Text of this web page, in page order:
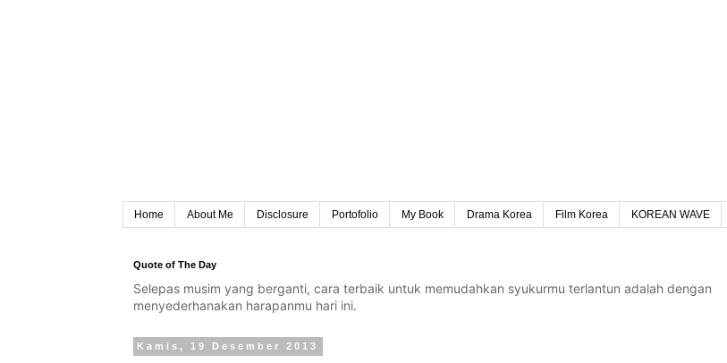
Home About Me Disclosure Portofolio My Book Drama Korea Film Korea KOREAN WAVE
Quote of The Day
Selepas musim yang berganti, cara terbaik untuk memudahkan syukurmu terlantun adalah dengan
menyederhanakan harapanmu hari ini.
Kamis, 19 Desember 2013